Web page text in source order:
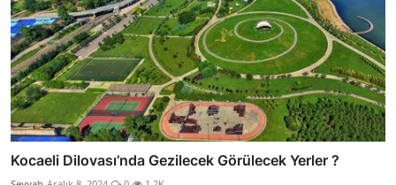
Kocaeli Dilovası’nda Gezilecek Görülecek Yerler ?